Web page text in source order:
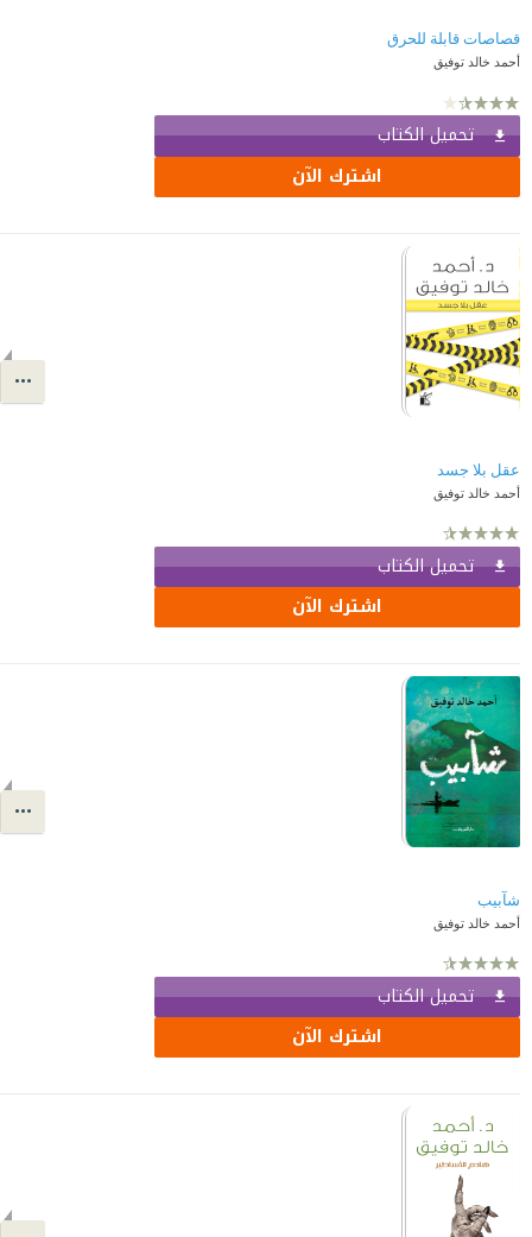
قصاصات قابلة للحرق
أحمد خالد توفيق
تحميل الكتاب
اشترك الآن
عقل بلا جسد
أحمد خالد توفيق
تحميل الكتاب
اشترك الآن
شآبيب
أحمد خالد توفيق
تحميل الكتاب
اشترك الآن